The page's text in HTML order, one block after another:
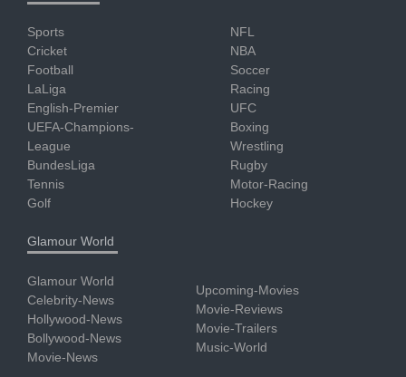
Sports
Cricket
Football
LaLiga
English-Premier
UEFA-Champions-
League
BundesLiga
Tennis
Golf
NFL
NBA
Soccer
Racing
UFC
Boxing
Wrestling
Rugby
Motor-Racing
Hockey
Glamour World
Glamour World
Celebrity-News
Hollywood-News
Bollywood-News
Movie-News
Upcoming-Movies
Movie-Reviews
Movie-Trailers
Music-World